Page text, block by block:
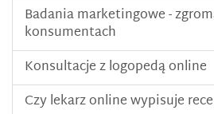
Badania marketingowe -
konsumentach
Konsultacje z logopedą online
Czy lekarz online wypisuje